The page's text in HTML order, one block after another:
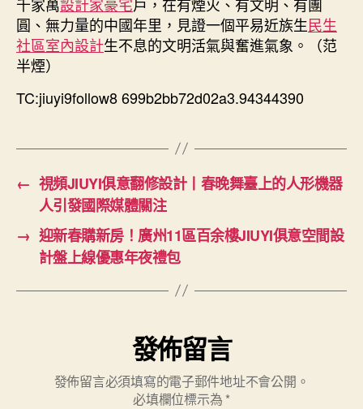
圓、無力量的中國年里，見證一個平易近族生民生
社區室內設計生不息的文明活氣與奮進氣象。（范
半煙）
TC:jiuyi9follow8 699b2bb72d02a3.94344390
← 視頻JIUYI俱意翻修設計丨春晚舞臺上的人形機器
人引發國際媒體關注
→ 迎新春購新房！廣州11區百余樓JIUYI俱意空間設
計盤上線優惠年夜禮包
發佈留言
發佈留言必須填寫的電子郵件地址不會公開。
必填欄位標示為 *